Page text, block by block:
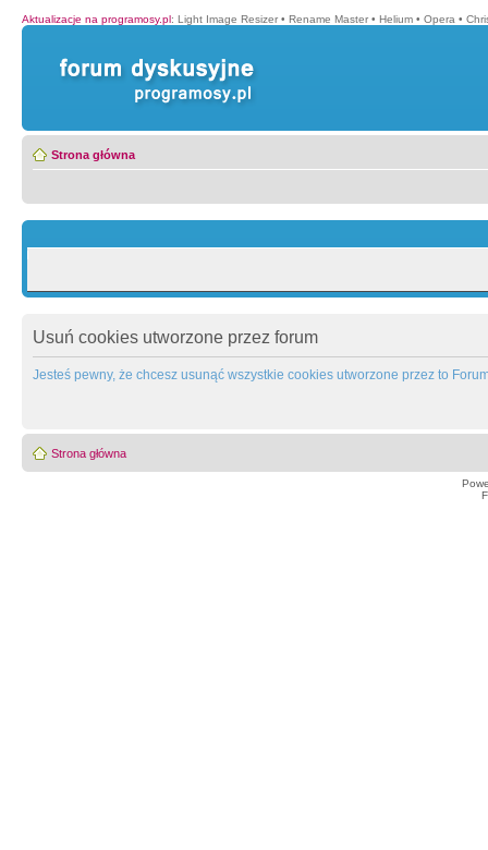
Aktualizacje na programosy.pl: Light Image Resizer • Rename Master • Helium • Opera •
Strona główna
Usuń cookies utworzone przez forum
Jesteś pewny, że chcesz usunąć wszystkie cookies utworzone przez to
Strona główna